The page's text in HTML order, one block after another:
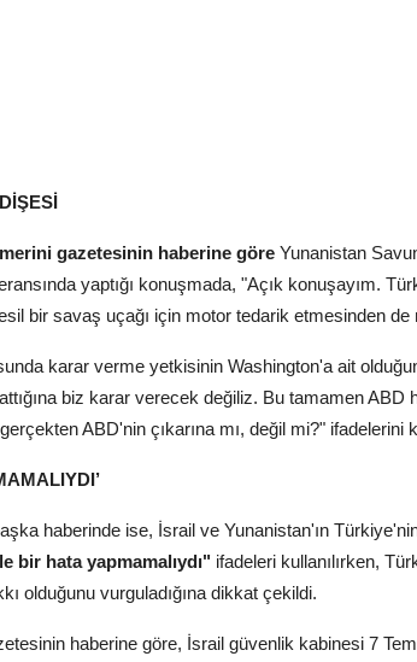
gazetesinin haberine göre Yunanistan
yaptığı konuşmada, "Açık konuşayım.
bir savaş uçağı için motor tedarik etmesinden de
karar verme yetkisinin Washington'a ait
biz karar verecek değiliz. Bu tamamen
ABD'nin çıkarına mı, değil mi?" ifadelerini
haberinde ise, İsrail ve Yunanistan'ın
bir hata yapmamalıydı" ifadeleri kullanılırken,
olduğunu vurguladığına dikkat çekildi.
haberine göre, İsrail güvenlik kabinesi 7